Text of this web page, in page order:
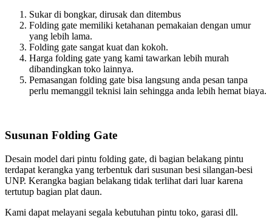
Sukar di bongkar, dirusak dan ditembus
Folding gate memiliki ketahanan pemakaian dengan umur
yang lebih lama.
Folding gate sangat kuat dan kokoh.
Harga folding gate yang kami tawarkan lebih murah
dibandingkan toko lainnya.
Pemasangan folding gate bisa langsung anda pesan tanpa
perlu memanggil teknisi lain sehingga anda lebih hemat biaya.
Susunan Folding Gate
Desain model dari pintu folding gate, di bagian belakang pintu
terdapat kerangka yang terbentuk dari susunan besi silangan-besi
UNP. Kerangka bagian belakang tidak terlihat dari luar karena
tertutup bagian plat daun.
Kami dapat melayani segala kebutuhan pintu toko, garasi dll.